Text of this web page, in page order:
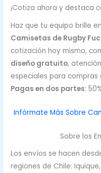
¡Cotiza ahora y destaca
Haz que tu equipo brille
Camisetas de Rugby
cotización hoy mismo,
diseño gratuito,
especiales para compras
Pagas en dos partes:
Infórmate Más Sobre
Sobre los
Los envíos se hacen
regiones de Chile: